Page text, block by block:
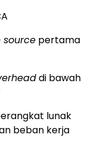
source pertama
di bawah
lunak
beban kerja